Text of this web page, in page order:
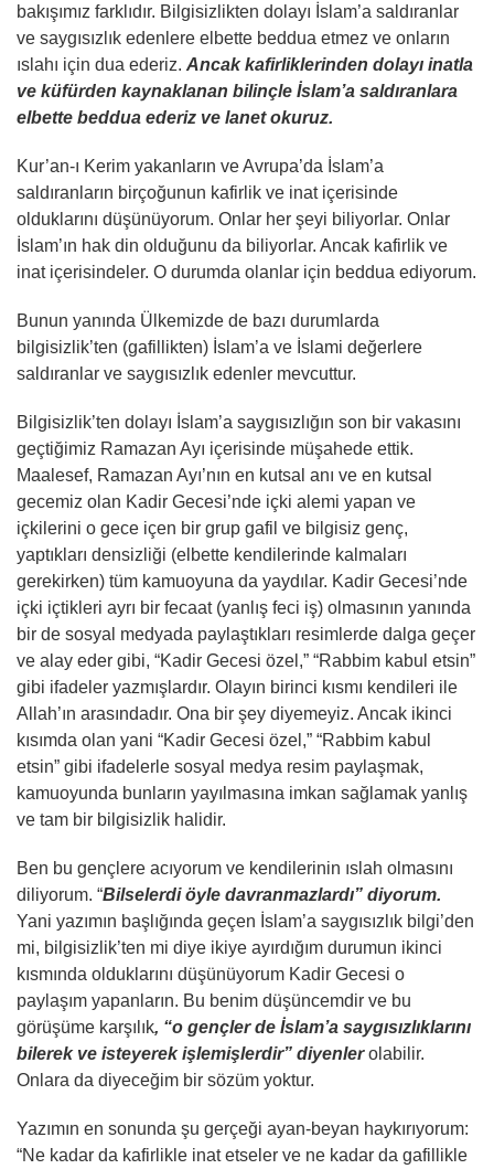
bakışımız farklıdır. Bilgisizlikten dolayı İslam’a saldıranlar
ve saygısızlık edenlere elbette beddua etmez ve onların
ıslahı için dua ederiz. Ancak kafirliklerinden dolayı inatla
ve küfürden kaynaklanan bilinçle İslam’a saldıranlara
elbette beddua ederiz ve lanet okuruz.
Kur’an-ı Kerim yakanların ve Avrupa’da İslam’a
saldıranların birçoğunun kafirlik ve inat içerisinde
olduklarını düşünüyorum. Onlar her şeyi biliyorlar. Onlar
İslam’ın hak din olduğunu da biliyorlar. Ancak kafirlik ve
inat içerisindeler. O durumda olanlar için beddua ediyorum.
Bunun yanında Ülkemizde de bazı durumlarda
bilgisizlik’ten (gafillikten) İslam’a ve İslami değerlere
saldıranlar ve saygısızlık edenler mevcuttur.
Bilgisizlik’ten dolayı İslam’a saygısızlığın son bir vakasını
geçtiğimiz Ramazan Ayı içerisinde müşahede ettik.
Maalesef, Ramazan Ayı’nın en kutsal anı ve en kutsal
gecemiz olan Kadir Gecesi’nde içki alemi yapan ve
içkilerini o gece içen bir grup gafil ve bilgisiz genç,
yaptıkları densizliği (elbette kendilerinde kalmaları
gerekirken) tüm kamuoyuna da yaydılar. Kadir Gecesi’nde
içki içtikleri ayrı bir fecaat (yanlış feci iş) olmasının yanında
bir de sosyal medyada paylaştıkları resimlerde dalga geçer
ve alay eder gibi, “Kadir Gecesi özel,” “Rabbim kabul etsin”
gibi ifadeler yazmışlardır. Olayın birinci kısmı kendileri ile
Allah’ın arasındadır. Ona bir şey diyemeyiz. Ancak ikinci
kısımda olan yani “Kadir Gecesi özel,” “Rabbim kabul
etsin” gibi ifadelerle sosyal medya resim paylaşmak,
kamuoyunda bunların yayılmasına imkan sağlamak yanlış
ve tam bir bilgisizlik halidir.
Ben bu gençlere acıyorum ve kendilerinin ıslah olmasını
diliyorum. “Bilselerdi öyle davranmazlardı” diyorum.
Yani yazımın başlığında geçen İslam’a saygısızlık bilgi’den
mi, bilgisizlik’ten mi diye ikiye ayırdığım durumun ikinci
kısmında olduklarını düşünüyorum Kadir Gecesi o
paylaşım yapanların. Bu benim düşüncemdir ve bu
görüşüme karşılık, “o gençler de İslam’a saygısızlıklarını
bilerek ve isteyerek işlemişlerdir” diyenlerolabilir.
Onlara da diyeceğim bir sözüm yoktur.
Yazımın en sonunda şu gerçeği ayan-beyan haykırıyorum:
“Ne kadar da kafirlikle inat etseler ve ne kadar da gafillikle